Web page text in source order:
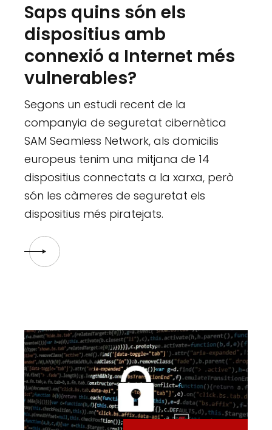
Saps quins són els
dispositius amb
connexió a Internet més
vulnerables?
Segons un estudi recent de la
companyia de seguretat cibernètica
SAM Seamless Network, als domicilis
europeus tenim una mitjana de 14
dispositius connectats a la xarxa, però
són les càmeres de seguretat els
dispositius més piratejats.